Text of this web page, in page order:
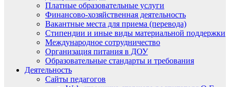
Платные образовательные услуги
Финансово-хозяйственная деятельность
Вакантные места для приема (перевода)
Стипендии и иные виды материальной поддержки
Международное сотрудничество
Организация питания в ДОУ
Образовательные стандарты и требования
Деятельность
Сайты педагогов